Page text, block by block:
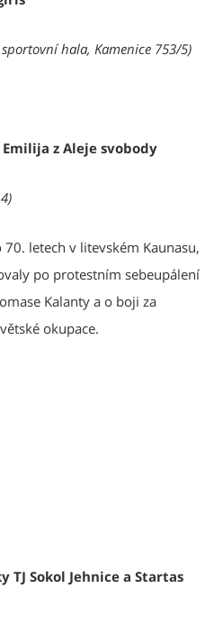
hala, Kamenice 753/5)
z Aleje svobody
v litevském Kaunasu,
po protestním sebeupálení
Kalanty a o boji za
okupace.
Sokol Jehnice a Startas